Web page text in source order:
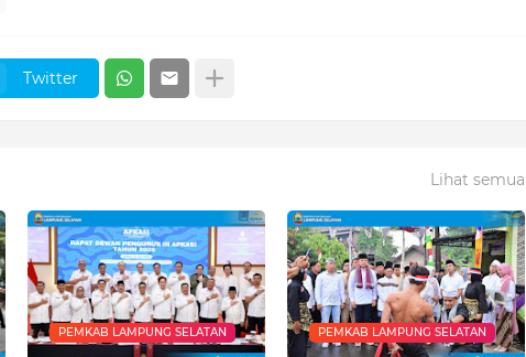
Twitter
Lihat semua
PEMKAB LAMPUNG SELATAN PEMKAB LAMPUNG SELATAN